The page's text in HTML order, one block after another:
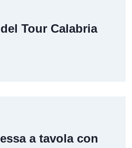
Tour Calabria
a tavola con